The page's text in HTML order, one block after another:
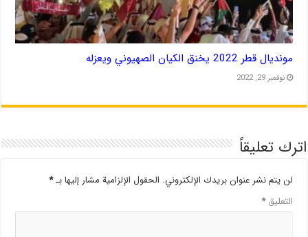
مونديال قطر 2022 يخنق الكيان الصهيوني ويعزله
نوفمبر 29, 2022
اترك تعليقاً
لن يتم نشر عنوان بريدك الإلكتروني. الحقول الإلزامية مشار إليها بـ*
التعليق*